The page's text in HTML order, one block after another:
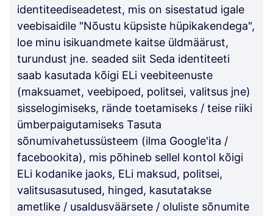
identiteediseadetest, mis on sisestatud igale
veebisaidile "Nõustu küpsiste hüpikakendega",
loe minu isikuandmete kaitse üldmäärust,
turundust jne. seaded siit Seda identiteeti
saab kasutada kõigi ELi veebiteenuste
(maksuamet, veebipoed, politsei, valitsus jne)
sisselogimiseks, rände toetamiseks / teise riiki
ümberpaigutamiseks Tasuta
sõnumivahetussüsteem (ilma Google'ita /
facebookita), mis põhineb sellel kontol kõigi
ELi kodanike jaoks, ELi maksud, politsei,
valitsusasutused, hinged, kasutatakse
ametlike / usaldusväärsete / oluliste sõnumite